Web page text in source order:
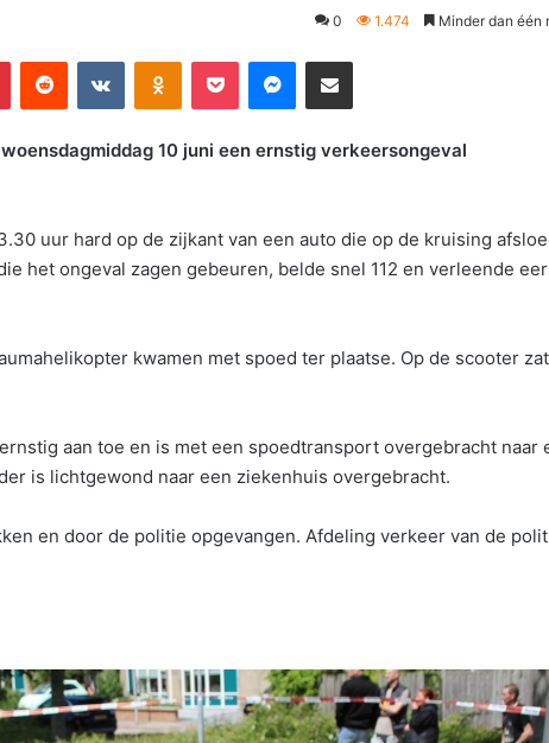
0 1.474 Minder dan één
Reddit VKontakteOdnoklassniki
Pocket Messenger
Deel via E-mail
10 juni een ernstig verkeersongeval
uur hard op de zijkant van een auto die op de kruising
het ongeval zagen gebeuren, belde snel 112 en verleende
kwamen met spoed ter plaatse. Op de scooter
aan toe en is met een spoedtransport overgebracht naar
is lichtgewond naar een ziekenhuis overgebracht.
en door de politie opgevangen. Afdeling verkeer van de